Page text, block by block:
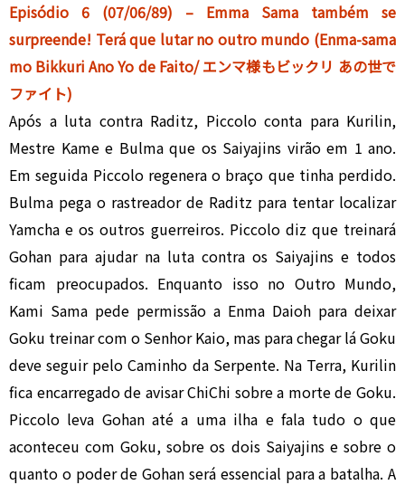
Episódio 6 (07/06/89) – Emma Sama também se
surpreende! Terá que lutar no outro mundo (Enma-sama
mo Bikkuri Ano Yo de Faito/ エンマ様もビックリ あの世で
ファイト)
Após a luta contra Raditz, Piccolo conta para Kurilin,
Mestre Kame e Bulma que os Saiyajins virão em 1 ano.
Em seguida Piccolo regenera o braço que tinha perdido.
Bulma pega o rastreador de Raditz para tentar localizar
Yamcha e os outros guerreiros. Piccolo diz que treinará
Gohan para ajudar na luta contra os Saiyajins e todos
ficam preocupados. Enquanto isso no Outro Mundo,
Kami Sama pede permissão a Enma Daioh para deixar
Goku treinar com o Senhor Kaio, mas para chegar lá Goku
deve seguir pelo Caminho da Serpente. Na Terra, Kurilin
fica encarregado de avisar ChiChi sobre a morte de Goku.
Piccolo leva Gohan até a uma ilha e fala tudo o que
aconteceu com Goku, sobre os dois Saiyajins e sobre o
quanto o poder de Gohan será essencial para a batalha. A